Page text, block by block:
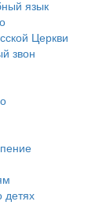
язык
Церкви
звон
детях